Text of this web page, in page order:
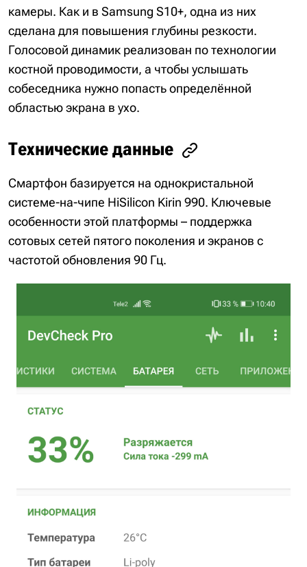
камеры. Как и в Samsung S10+, одна из них
сделана для повышения глубины резкости.
Голосовой динамик реализован по технологии
костной проводимости, а чтобы услышать
собеседника нужно попасть определённой
областью экрана в ухо.
Технические данные
Смартфон базируется на однокристальной
системе-на-чипе HiSilicon Kirin 990. Ключевые
особенности этой платформы – поддержка
сотовых сетей пятого поколения и экранов с
частотой обновления 90 Гц.